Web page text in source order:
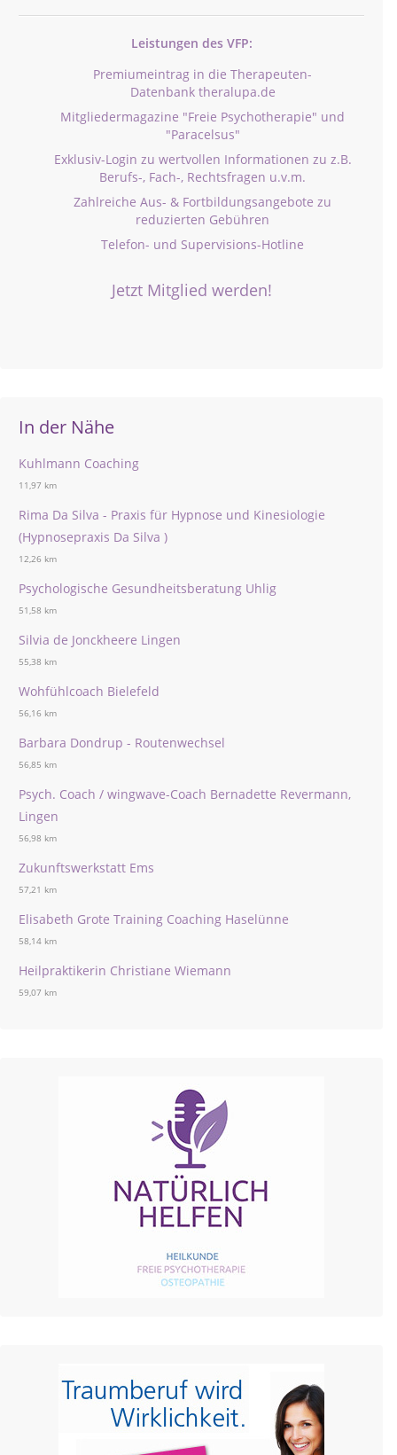
Leistungen des VFP:
Premiumeintrag in die Therapeuten-
Datenbank theralupa.de
Mitgliedermagazine "Freie Psychotherapie" und
"Paracelsus"
Exklusiv-Login zu wertvollen Informationen zu z.B.
Berufs-, Fach-, Rechtsfragen u.v.m.
Zahlreiche Aus- & Fortbildungsangebote zu
reduzierten Gebühren
Telefon- und Supervisions-Hotline
Jetzt Mitglied werden!
In der Nähe
Kuhlmann Coaching
11,97 km
Rima Da Silva - Praxis für Hypnose und Kinesiologie
(Hypnosepraxis Da Silva )
12,26 km
Psychologische Gesundheitsberatung Uhlig
51,58 km
Silvia de Jonckheere Lingen
55,38 km
Wohfühlcoach Bielefeld
56,16 km
Barbara Dondrup - Routenwechsel
56,85 km
Psych. Coach / wingwave-Coach Bernadette Revermann,
Lingen
56,98 km
Zukunftswerkstatt Ems
57,21 km
Elisabeth Grote Training Coaching Haselünne
58,14 km
Heilpraktikerin Christiane Wiemann
59,07 km